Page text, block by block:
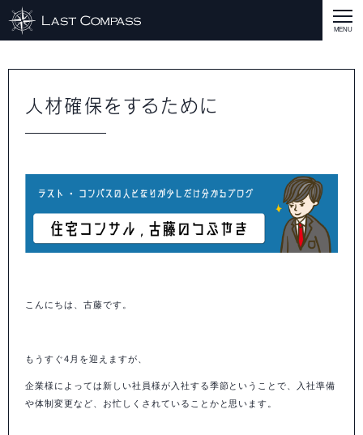
CASE
SERVICE MENU
STAFF BLOG
SEMINAR
すべての説明会情報
事業開発に関して
に関して
に関して
に関して
コストに関して
RECRUIT
人材確保をするために
こんにちは、古藤です。
もうすぐ4 月を迎えますが、
企業様によっては新しい社員様が入社する季節ということで、入社準備
や体制変更など、お忙しくされていることかと思います。